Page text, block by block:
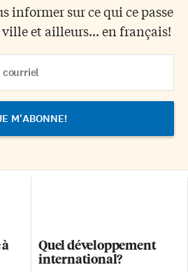
informer sur ce qui ce passe
et ailleurs... en français!
Quel développement
international?